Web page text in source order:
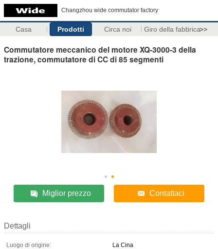
Changzhou wide commutator factory
Casa Prodotti Circa noi Giro della fabbrica>>
Commutatore meccanico del motore XQ-3000-3 della
trazione, commutatore di CC di 85 segmenti
Miglior prezzo Contattaci
Dettagli
Luogo di origine:
La Cina